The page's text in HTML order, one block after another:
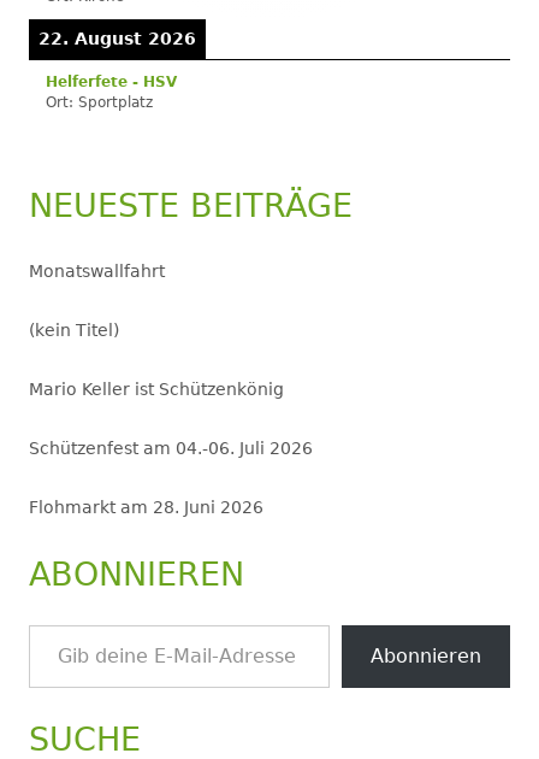
22. August 2026
Helferfete - HSV
Ort: Sportplatz
NEUESTE BEITRÄGE
Monatswallfahrt
(kein Titel)
Mario Keller ist Schützenkönig
Schützenfest am 04.-06. Juli 2026
Flohmarkt am 28. Juni 2026
ABONNIEREN
Gib deine E-Mail-Adresse ein ...
Abonnieren
SUCHE